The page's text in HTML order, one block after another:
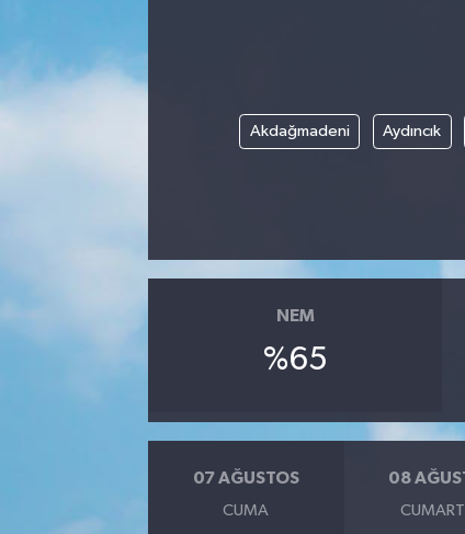
Akdağmadeni Aydıncık
NEM
%65
07 AĞUSTOS
CUMA
08